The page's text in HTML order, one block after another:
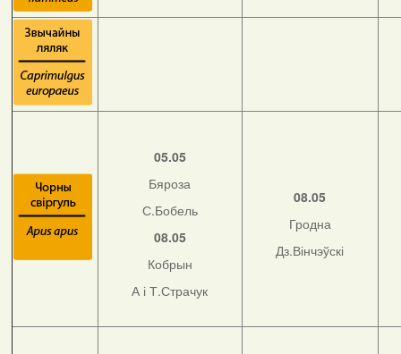
05.05
Бяроза
С.Бобель
08.05
Кобрын
А і Т.Страчук
08.05
Гродна
Дз.Вінчэўскі